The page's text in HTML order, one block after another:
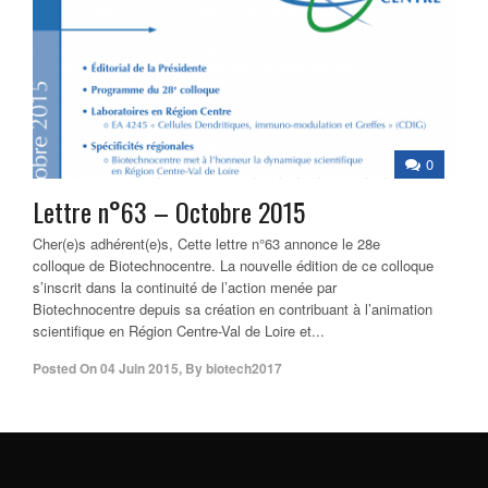
0
Lettre n°63 – Octobre 2015
Cher(e)s adhérent(e)s, Cette lettre n°63 annonce le 28e
colloque de Biotechnocentre. La nouvelle édition de ce colloque
s’inscrit dans la continuité de l’action menée par
Biotechnocentre depuis sa création en contribuant à l’animation
scientifique en Région Centre-Val de Loire et...
Posted On04 Juin 2015, Bybiotech2017